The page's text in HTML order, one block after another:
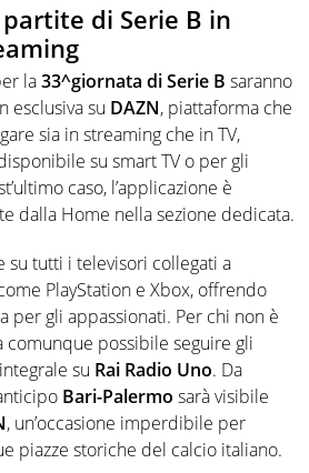
di Serie B in
la33^giornata di Serie B saranno
esclusiva su DAZN, piattaforma che
sia in streaming che in TV,
su smart TV o per gli
caso, l’applicazione è
dalla Home nella sezione dedicata.
su tutti i televisori collegati a
PlayStation e Xbox, offrendo
per gli appassionati. Per chi non è
comunque possibile seguire gli
su Rai Radio Uno. Da
Bari-Palermo sarà visibile
, un’occasione imperdibile per
piazze storiche del calcio italiano.